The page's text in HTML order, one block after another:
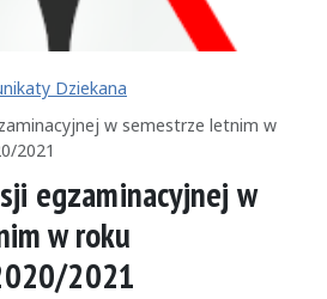
Dziekana
w semestrze letnim w
2021
egzaminacyjnej w
w roku
2021